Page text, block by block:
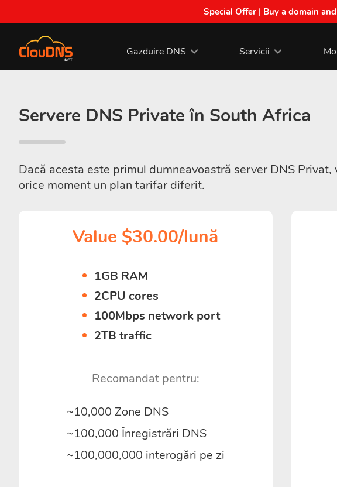
Special Offer | Buy a domain
Gazduire DNS Servicii
Servere DNS Private în South Africa
Dacă acesta este primul dumneavoastră server DNS
orice moment un plan tarifar diferit.
Value $30.00/lună
1GB RAM
2CPU cores
100Mbps network port
2TB traffic
Recomandat pentru:
~10,000 Zone DNS
~100,000 Înregistrări DNS
~100,000,000 interogări pe zi